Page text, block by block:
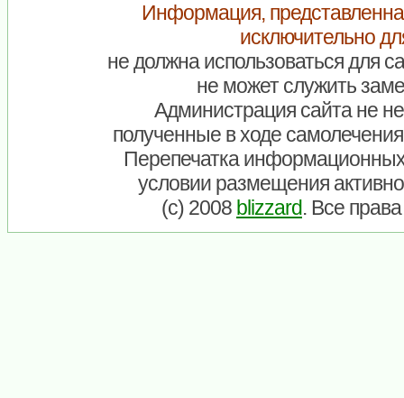
Информация,
исключительно
не должна использоваться для
не может служить
Администрация сайта не
полученные в ходе
Перепечатка
условии размещения
(c) 2008 blizzard. Все